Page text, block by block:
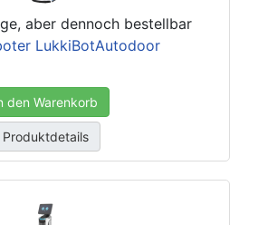
aber dennoch bestellbar
LukkiBotAutodoor
den Warenkorb
Produktdetails